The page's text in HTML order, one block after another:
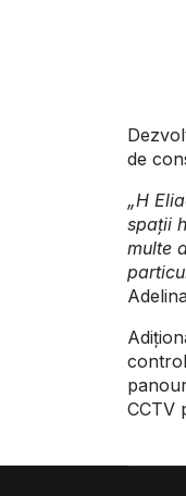
de
„H
spații
multe
CCTV